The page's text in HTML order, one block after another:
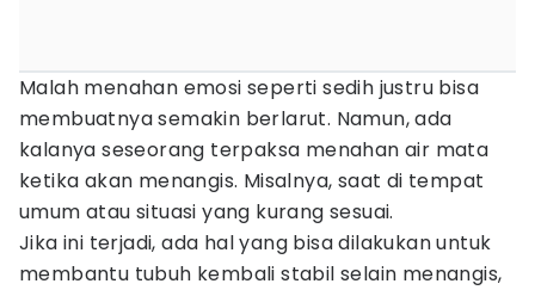
Malah menahan emosi seperti sedih justru bisa
membuatnya semakin berlarut. Namun, ada
kalanya seseorang terpaksa menahan air mata
ketika akan menangis. Misalnya, saat di tempat
umum atau situasi yang kurang sesuai.
Jika ini terjadi, ada hal yang bisa dilakukan untuk
membantu tubuh kembali stabil selain menangis,